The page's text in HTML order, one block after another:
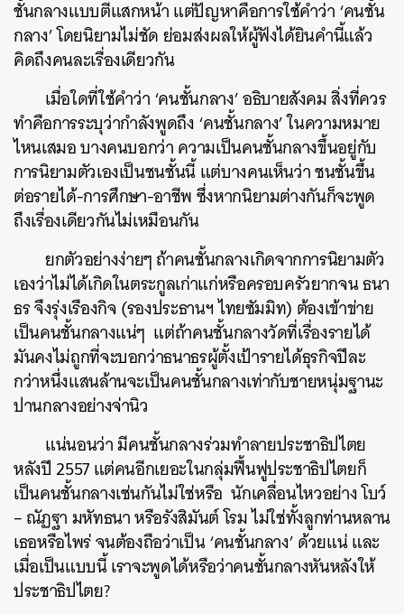
ชั้นกลางแบบตีแสกหน้า แต่ปัญหาคือการใช้คำว่า ‘คนชั้น
กลาง’ โดยนิยามไม่ชัด ย่อมส่งผลให้ผู้ฟังได้ยินคำนี้แล้ว
คิดถึงคนละเรื่องเดียวกัน
เมื่อใดที่ใช้คำว่า ‘คนชั้นกลาง’ อธิบายสังคม สิ่งที่ควร
ทำคือการระบุว่ากำลังพูดถึง ‘คนชั้นกลาง’ ในความหมาย
ไหนเสมอ บางคนบอกว่า ความเป็นคนชั้นกลางขึ้นอยู่กับ
การนิยามตัวเองเป็นชนชั้นนี้ แต่บางคนเห็นว่า ชนชั้นขึ้น
ต่อรายได้-การศึกษา-อาชีพ ซึ่งหากนิยามต่างกันก็จะพูด
ถึงเรื่องเดียวกันไม่เหมือนกัน
ยกตัวอย่างง่ายๆ ถ้าคนชั้นกลางเกิดจากการนิยามตัว
เองว่าไม่ได้เกิดในตระกูลเก่าแก่หรือครอบครัวยากจน ธนา
ธร จึงรุ่งเรืองกิจ (รองประธานฯ ไทยซัมมิท) ต้องเข้าข่าย
เป็นคนชั้นกลางแน่ๆ แต่ถ้าคนชั้นกลางวัดที่เรื่องรายได้
มันคงไม่ถูกที่จะบอกว่าธนาธรผู้ตั้งเป้ารายได้ธุรกิจปีละ
กว่าหนึ่งแสนล้านจะเป็นคนชั้นกลางเท่ากับชายหนุ่มฐานะ
ปานกลางอย่างจ่านิว
แน่นอนว่า มีคนชั้นกลางร่วมทำลายประชาธิปไตย
หลังปี 2557 แต่คนอีกเยอะในกลุ่มฟื้นฟูประชาธิปไตยก็
เป็นคนชั้นกลางเช่นกันไม่ใช่หรือ นักเคลื่อนไหวอย่าง โบว์
– ณัฏฐา มหัทธนา หรือรังสิมันต์ โรม ไม่ใช่ทั้งลูกท่านหลาน
เธอหรือไพร่ จนต้องถือว่าเป็น ‘คนชั้นกลาง’ ด้วยแน่ และ
เมื่อเป็นแบบนี้ เราจะพูดได้หรือว่าคนชั้นกลางหันหลังให้
ประชาธิปไตย?